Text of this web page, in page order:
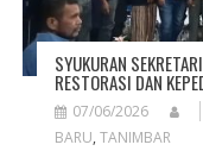
SYUKURAN
RESTORASI DAN
07/06/2026
BARU, TANIMBAR